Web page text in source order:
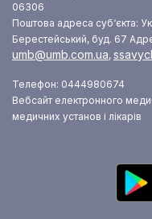
06306
Поштова адреса суб‘єкта:
Берестейський, буд. 67
umb@umb.com.ua,
Телефон: 0444980674
Вебсайт електронного
медичних установ і лікарів